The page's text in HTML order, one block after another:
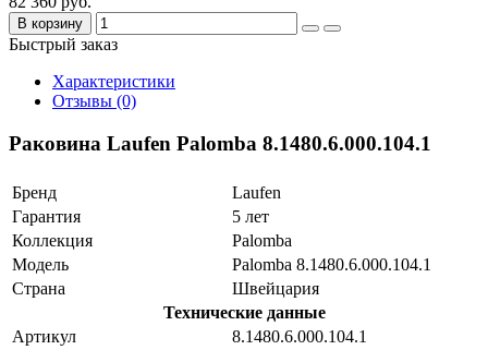
В корзину
Быстрый заказ
Характеристики
Отзывы (0)
Раковина Laufen Palomba 8.1480.6.000.104.1
Бренд
Laufen
Гарантия
5 лет
Коллекция
Palomba
Модель
Palomba 8.1480.6.000.104.1
Страна
Швейцария
Технические данные
Артикул
8.1480.6.000.104.1